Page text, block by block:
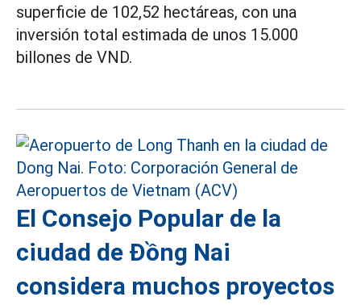
superficie de 102,52 hectáreas, con una
inversión total estimada de unos 15.000
billones de VND.
El Consejo Popular de la
ciudad de Đồng Nai
considera muchos proyectos